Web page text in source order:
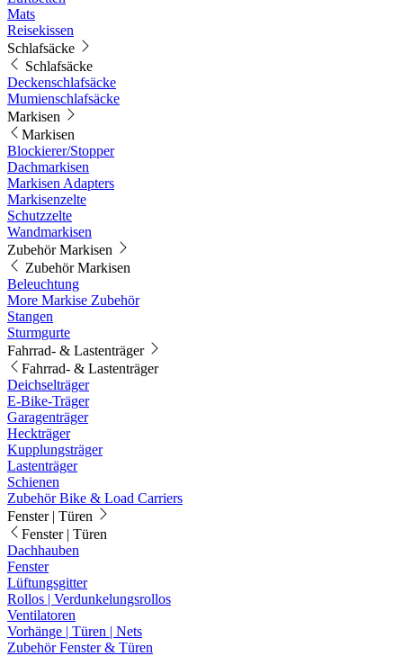
Mats
Reisekissen
Schlafsäcke
Schlafsäcke
Deckenschlafsäcke
Mumienschlafsäcke
Markisen
Markisen
Blockierer/Stopper
Dachmarkisen
Markisen Adapters
Markisenzelte
Schutzzelte
Wandmarkisen
Zubehör Markisen
Zubehör Markisen
Beleuchtung
More Markise Zubehör
Stangen
Sturmgurte
Fahrrad- & Lastenträger
Fahrrad- & Lastenträger
Deichselträger
E-Bike-Träger
Garagenträger
Heckträger
Kupplungsträger
Lastenträger
Schienen
Zubehör Bike & Load Carriers
Fenster | Türen
Fenster | Türen
Dachhauben
Fenster
Lüftungsgitter
Rollos | Verdunkelungsrollos
Ventilatoren
Vorhänge | Türen | Nets
Zubehör Fenster & Türen